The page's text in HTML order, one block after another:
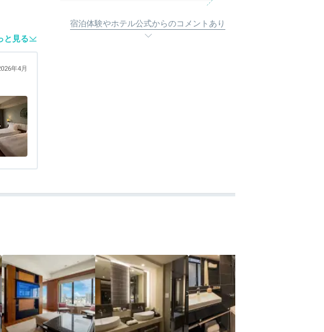
と見る
年4月
宿泊体験やホテル公式からのコメントあり